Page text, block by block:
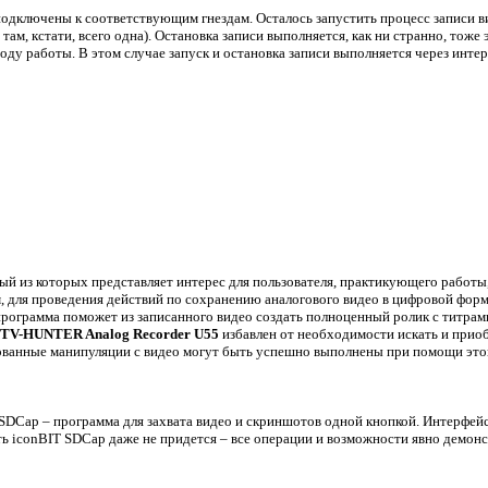
к соответствующим гнездам. Осталось запустить процесс записи
кстати, всего одна). Остановка записи выполняется, как ни странно, тоже
работы. В этом случае запуск и остановка записи выполняется через
которых представляет интерес для пользователя, практикующего
проведения действий по сохранению аналогового видео в цифровой
поможет из записанного видео создать полноценный ролик с
HUNTER Analog Recorder U55 избавлен от необходимости искать и
манипуляции с видео могут быть успешно выполнены при помощи
– программа для захвата видео и скриншотов одной кнопкой.
iconBIT SDCap даже не придется – все операции и возможности явно